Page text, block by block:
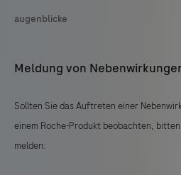
augenblicke
Meldung von
Sollten Sie das Auftreten einer
einem Roche-Produkt beobachten,
melden: